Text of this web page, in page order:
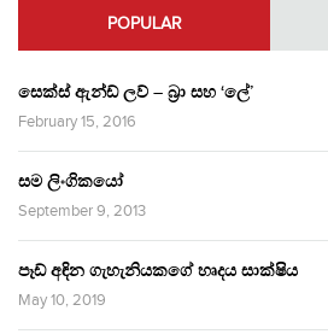
POPULAR
සෙක්ස් ඇන්ඩ් ලව් – බ්‍රා සහ ‘ලේ’
February 15, 2016
සම ලිංගිකයෝ
September 9, 2013
පෑඩ් අඳින ගැහැනියකගේ හෘදය සාක්ෂිය
May 10, 2019